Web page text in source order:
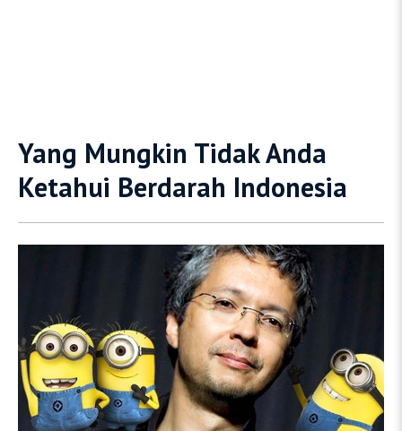
Yang Mungkin Tidak Anda
Ketahui Berdarah Indonesia